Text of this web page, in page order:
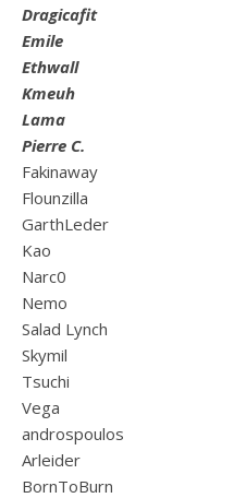
Dragicafit
Emile
Ethwall
Kmeuh
Lama
Pierre C.
Fakinaway
Flounzilla
GarthLeder
Kao
Narc0
Nemo
Salad Lynch
Skymil
Tsuchi
Vega
androspoulos
Arleider
BornToBurn